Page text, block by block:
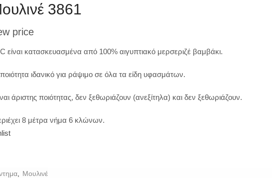
3861
price
είναι κατασκευασμένα από 100% αιγυπτιακό μερσεριζέ βαμβάκι.
ιδανικό για ράψιμο σε όλα τα είδη υφασμάτων.
άριστης ποιότητας, δεν ξεθωριάζουν (ανεξίτηλα) και δεν ξεθωριάζουν.
8 μέτρα νήμα 6 κλώνων.
Μουλινέ